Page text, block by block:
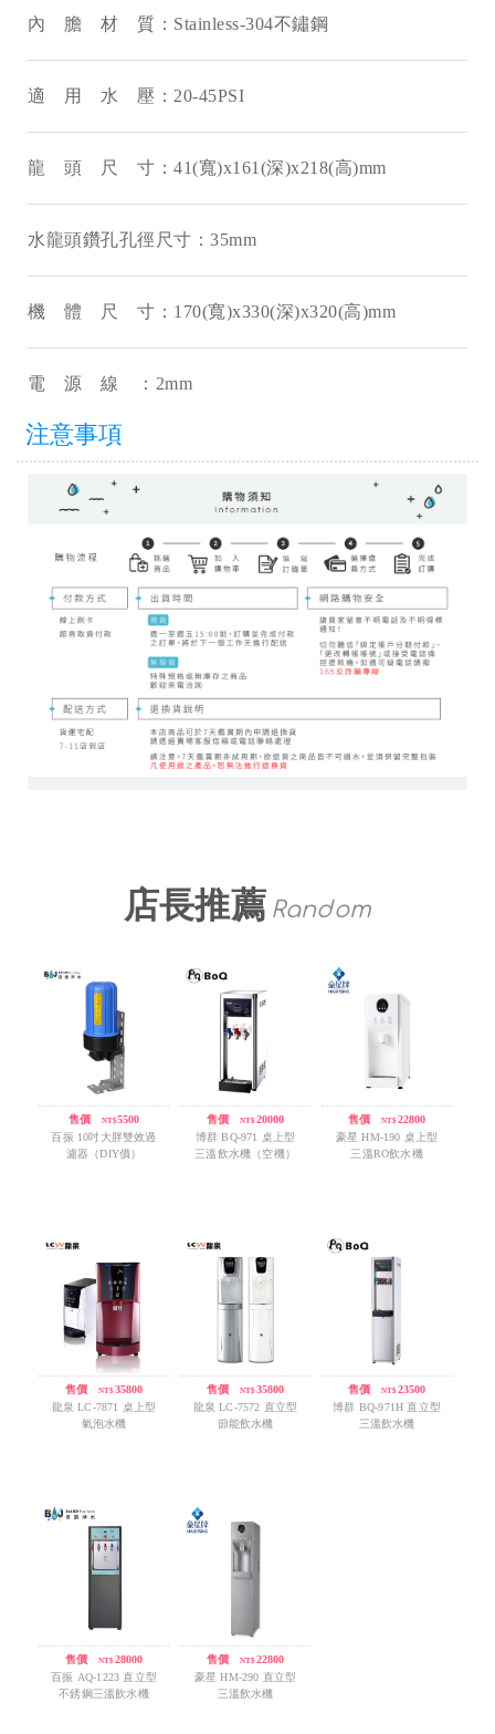
內 膽 材 質：Stainless-304不鏽鋼
適 用 水 壓：20-45PSI
龍 頭 尺 寸：41(寬)x161(深)x218(高)mm
水龍頭鑽孔孔徑尺寸：35mm
機 體 尺 寸：170(寬)x330(深)x320(高)mm
電 源 線 ：2mm
注意事項
店長推薦 Random
售價/ NT$5500
百振 10吋大胖雙效過
濾器（DIY價）
售價 /NT$20000
博群 BQ-971 桌上型
三溫飲水機（空機）
售價 /NT$22800
豪星 HM-190 桌上型
三溫RO飲水機
售價 /NT$35800
龍泉 LC-7871 桌上型
氣泡水機
售價 /NT$35800
龍泉 LC-7572 直立型
節能飲水機
售價 /NT$23500
博群 BQ-971H 直立型
三溫飲水機
售價 /NT$28000
百振 AQ-1223 直立型
不銹鋼三溫飲水機
售價 /NT$22800
豪星 HM-290 直立型
三溫飲水機